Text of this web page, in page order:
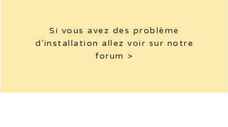
Si vous avez des problème
d’installation allez voir sur notre
forum >